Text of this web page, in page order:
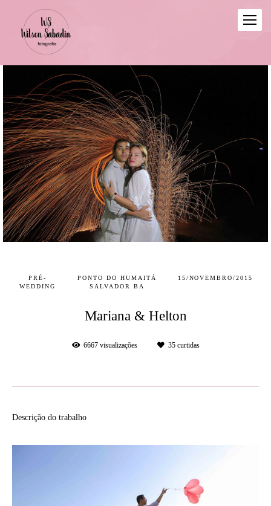
PRÉ-
WEDDING
PONTO DO HUMAITÁ
SALVADOR BA
15/NOVEMBRO/2015
Mariana & Helton
6667visualizações 35curtidas
Descrição do trabalho